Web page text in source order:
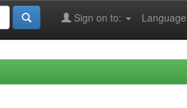
Language
Sign on to: